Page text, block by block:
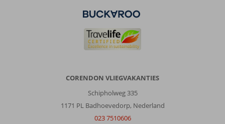
CORENDON VLIEGVAKANTIES
Schipholweg 335
1171 PL Badhoevedorp, Nederland
023 7510606